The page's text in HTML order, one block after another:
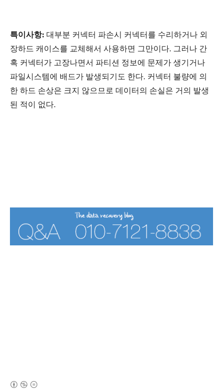
특이사항: 대부분 커넥터 파손시 커넥터를 수리하거나 외
장하드 캐이스를 교체해서 사용하면 그만이다. 그러나 간
혹 커넥터가 고장나면서 파티션 정보에 문제가 생기거나
파일시스템에 배드가 발생되기도 한다. 커넥터 불량에 의
한 하드 손상은 크지 않으므로 데이터의 손실은 거의 발생
된 적이 없다.